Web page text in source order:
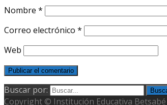
Nombre *
Correo electrónico *
Web
Buscar por:
Copyright © Institución Educativa Betsabé